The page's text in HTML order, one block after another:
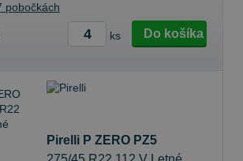
pobočkách
ks Do košíka
Pirelli P ZERO PZ5